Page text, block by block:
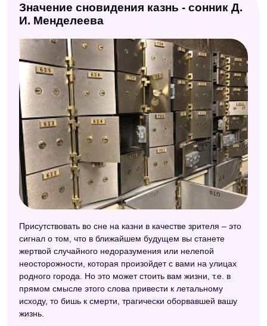
Большой сонник (Наталья Степанова)
Сонник толкователь снов
Модернистский сонник
Универсальный сонник
Значение сновидения казнь - сонник Д.
И. Менделеева
Присутствовать во сне на казни в качестве зрителя – это
сигнал о том, что в ближайшем будущем вы станете
жертвой случайного недоразумения или нелепой
неосторожности, которая произойдет с вами на улицах
родного города. Но это может стоить вам жизни, т.е. в
прямом смысле этого слова привести к летальному
исходу, то бишь к смерти, трагически оборвавшей вашу
жизнь.